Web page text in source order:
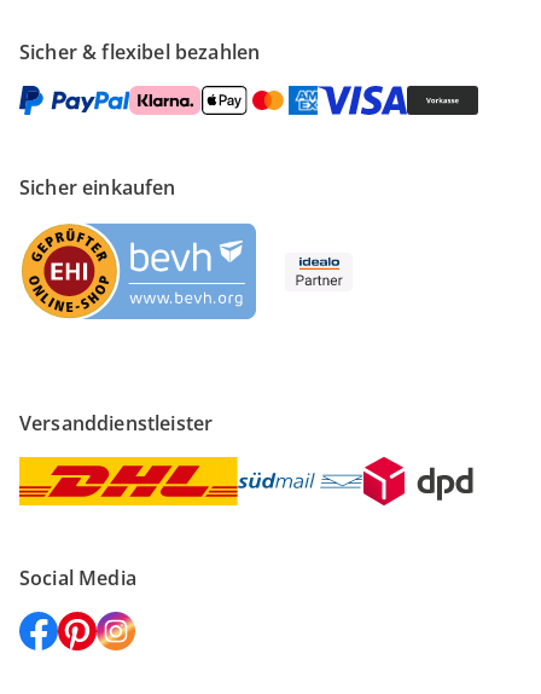
Sicher & flexibel bezahlen
Sicher einkaufen
Versanddienstleister
Social Media